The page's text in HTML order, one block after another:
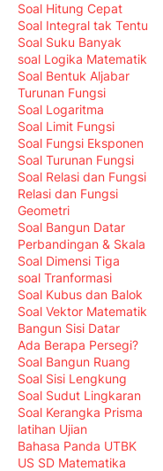
Soal Hitung Cepat
Soal Integral tak Tentu
Soal Suku Banyak
soal Logika Matematik
Soal Bentuk Aljabar
Turunan Fungsi
Soal Logaritma
Soal Limit Fungsi
Soal Fungsi Eksponen
Soal Turunan Fungsi
Soal Relasi dan Fungsi
Relasi dan Fungsi
Geometri
Soal Bangun Datar
Perbandingan & Skala
Soal Dimensi Tiga
soal Tranformasi
Soal Kubus dan Balok
Soal Vektor Matematik
Bangun Sisi Datar
Ada Berapa Persegi?
Soal Bangun Ruang
Soal Sisi Lengkung
Soal Sudut Lingkaran
Soal Kerangka Prisma
latihan Ujian
Bahasa Panda UTBK
US SD Matematika